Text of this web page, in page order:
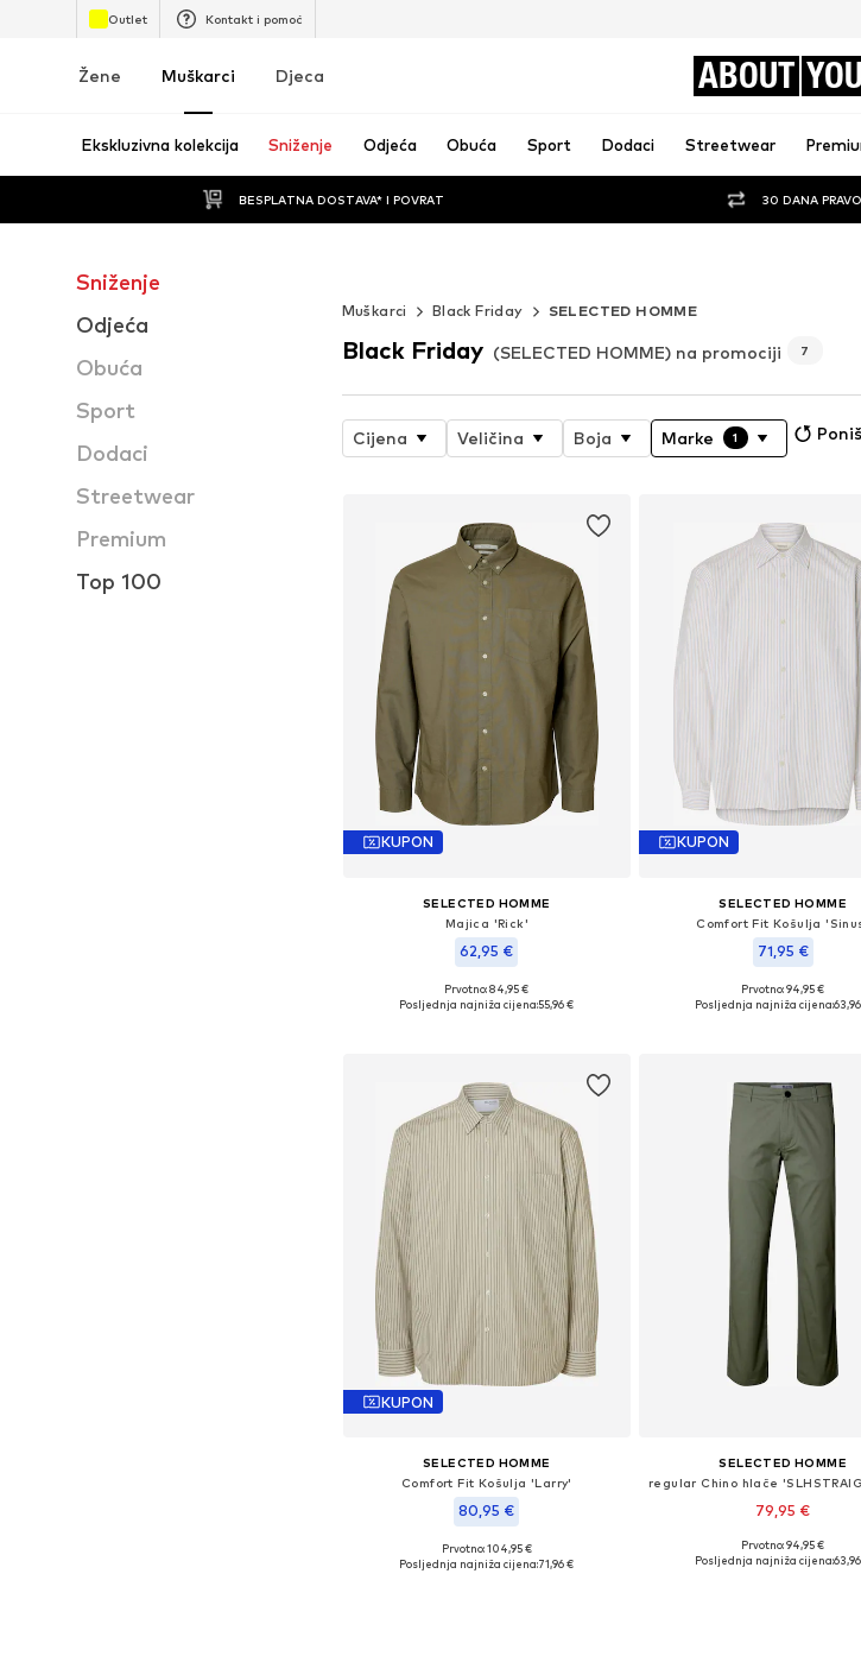
Outlet Kontakt i pomoć
Žene Muškarci Djeca ABOUT YOU
Ekskluzivna kolekcija Sniženje Odjeća Obuća Sport Dodaci Streetwear
BESPLATNA DOSTAVA* I POVRAT 30 DANA
Sniženje
Odjeća
Obuća
Sport
Dodaci
Streetwear
Premium
Top 100
Muškarci
Black Friday SELECTED HOMME
Black Friday (SELECTED HOMME) na promociji 7
Cijena Veličina Boja Marke 1
KUPON
SELECTED HOMME
Majica 'Rick'
62,95 €
Dostupne veličine: S, M, L, XL, XXL
Prvotno: 84,95 €
Posljednja najniža cijena:55,96 €
KUPON
SELECTED HOMME
Comfort Fit Košulja
71,95 €
Dostupne veličine: S, M, L, XL,
Prvotno: 94,95 €
Posljednja najniža cijena:
KUPON
SELECTED HOMME
Comfort Fit Košulja 'Larry'
80,95 €
Dostupne veličine: S, M, L, XL, XXL
Prvotno: 104,95 €
Posljednja najniža cijena:71,96 €
SELECTED HOMME
79,95 €
Prvotno: 94,95 €
Posljednja najniža cijena: